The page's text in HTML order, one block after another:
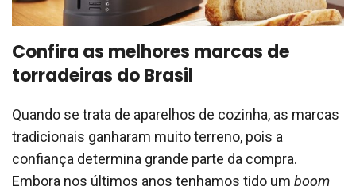
Confira as melhores marcas de
torradeiras do Brasil
Quando se trata de aparelhos de cozinha, as marcas
tradicionais ganharam muito terreno, pois a
confiança determina grande parte da compra.
Embora nos últimos anos tenhamos tido um boom